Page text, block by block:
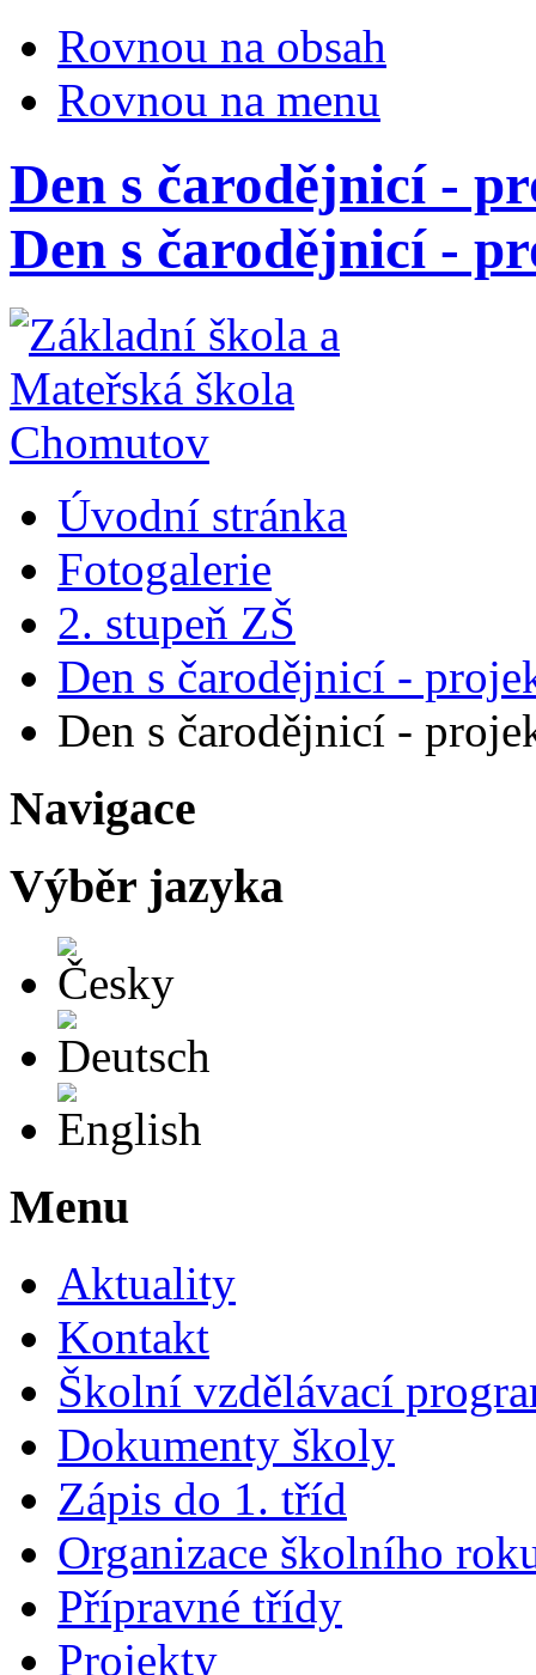
Rovnou na obsah
Rovnou na menu
Den s čarodějnicí -
Den s čarodějnicí -
Úvodní stránka
Fotogalerie
2. stupeň ZŠ
Den s čarodějnicí -
Den s čarodějnicí -
Navigace
Výběr jazyka
Menu
Aktuality
Kontakt
Školní vzdělávací
Dokumenty školy
Zápis do 1. tříd
Organizace školního
Přípravné třídy
Projekty